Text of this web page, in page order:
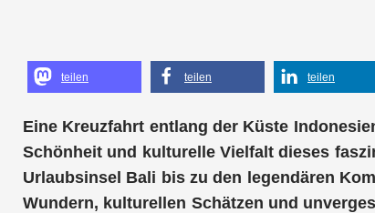
teilen teilen teilen
Eine Kreuzfahrt entlang der Küste
Schönheit und kulturelle Vielfalt dieses
Urlaubsinsel Bali bis zu den legendären
Wundern, kulturellen Schätzen und